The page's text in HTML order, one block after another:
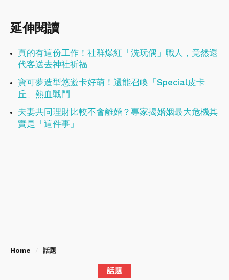
延伸閱讀
真的有這份工作！社群爆紅「洗玩偶」職人，竟然還
代客送去神社祈福
寶可夢造型悠遊卡好萌！還能召喚「Special皮卡
丘」熱血戰鬥
夫妻共同理財比較不會離婚？專家揭婚姻最大危機其
實是「這件事」
Home 話題
話題